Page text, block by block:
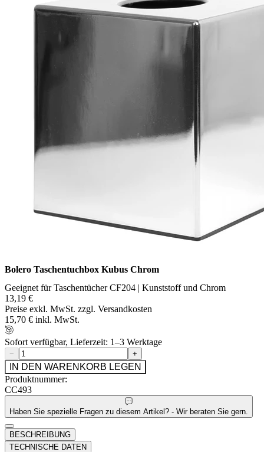
Bolero Taschentuchbox Kubus Chrom
Geeignet für Taschentücher CF204 | Kunststoff und Chrom
13,19 €
Preise exkl. MwSt. zzgl. Versandkosten
15,70 € inkl. MwSt.
Sofort verfügbar, Lieferzeit: 1–3 Werktage
− +
IN DEN WARENKORB LEGEN
Produktnummer:
CC493
Haben Sie spezielle Fragen zu diesem Artikel? - Wir beraten Sie gern.
BESCHREIBUNG
TECHNISCHE DATEN